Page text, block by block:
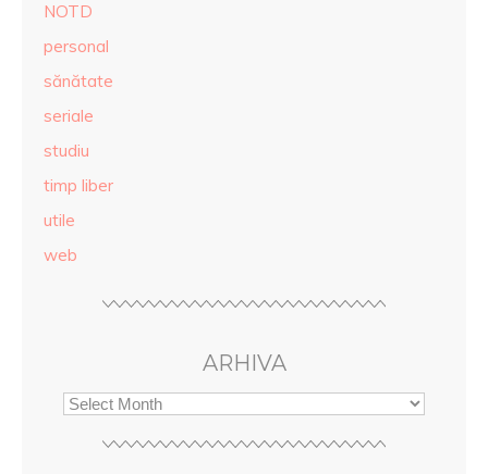
NOTD
personal
sănătate
seriale
studiu
timp liber
utile
web
ARHIVA